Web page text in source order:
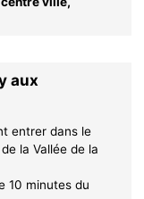
aux
entrer dans le
la Vallée de la
10 minutes du